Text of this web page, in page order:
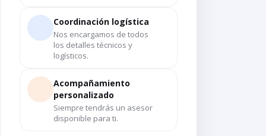
Coordinación logística
Nos encargamos de todos
los detalles técnicos y
logísticos.
Acompañamiento
personalizado
Siempre tendrás un asesor
disponible para ti.